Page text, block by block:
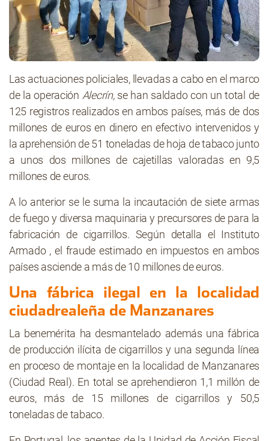
Las actuaciones policiales, llevadas a cabo en el marco
de la operación Alecrín, se han saldado con un total de
125 registros realizados en ambos países, más de dos
millones de euros en dinero en efectivo intervenidos y
la aprehensión de 51 toneladas de hoja de tabaco junto
a unos dos millones de cajetillas valoradas en 9,5
millones de euros.
A lo anterior se le suma la incautación de siete armas
de fuego y diversa maquinaria y precursores de para la
fabricación de cigarrillos. Según detalla el Instituto
Armado , el fraude estimado en impuestos en ambos
países asciende a más de 10 millones de euros.
Una fábrica ilegal en la localidad
ciudadrealeña de Manzanares
La benemérita ha desmantelado además una fábrica
de producción ilícita de cigarrillos y una segunda línea
en proceso de montaje en la localidad de Manzanares
(Ciudad Real). En total se aprehendieron 1,1 millón de
euros, más de 15 millones de cigarrillos y 50,5
toneladas de tabaco.